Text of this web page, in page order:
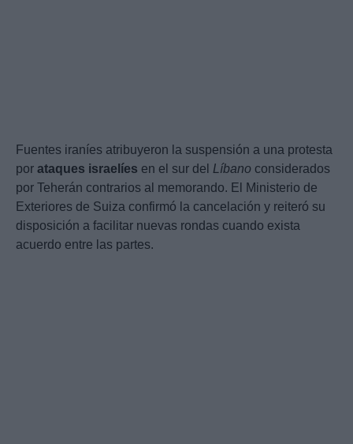
Fuentes iraníes atribuyeron la suspensión a una protesta
por ataques israelíes en el sur del Líbano considerados
por Teherán contrarios al memorando. El Ministerio de
Exteriores de Suiza confirmó la cancelación y reiteró su
disposición a facilitar nuevas rondas cuando exista
acuerdo entre las partes.